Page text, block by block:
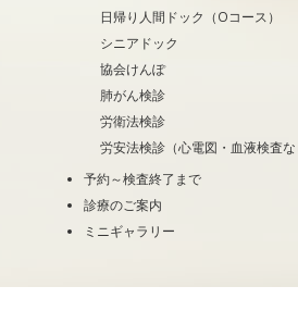
日帰り人間ドック（Oコース）
シニアドック
協会けんぽ
肺がん検診
労衛法検診
労安法検診（心電図・血液検査な
予約～検査終了まで
診療のご案内
ミニギャラリー